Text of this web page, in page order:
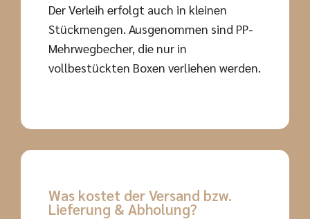
Der Verleih erfolgt auch in kleinen
Stückmengen. Ausgenommen sind PP-
Mehrwegbecher, die nur in
vollbestückten Boxen verliehen werden.
Was kostet der Versand bzw.
Lieferung & Abholung?